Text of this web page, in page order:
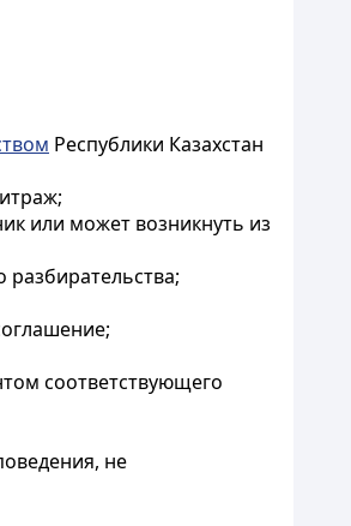
Республики Казахстан
или может возникнуть из
соответствующего
не